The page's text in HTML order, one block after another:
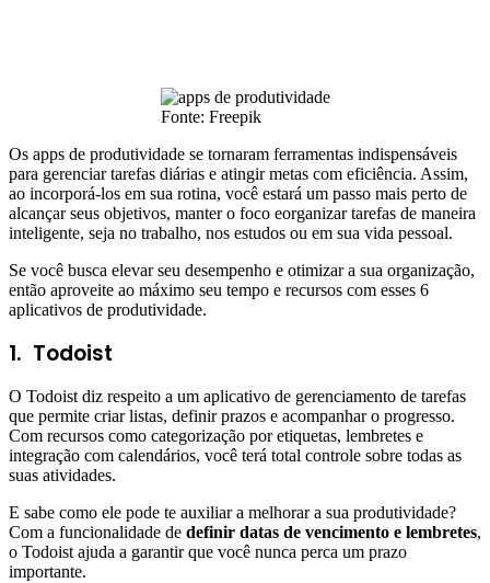
Fonte: Freepik
Os apps de produtividade se tornaram ferramentas indispensáveis
para gerenciar tarefas diárias e atingir metas com eficiência. Assim,
ao incorporá-los em sua rotina, você estará um passo mais perto de
alcançar seus objetivos, manter o foco eorganizar tarefas de maneira
inteligente, seja no trabalho, nos estudos ou em sua vida pessoal.
Se você busca elevar seu desempenho e otimizar a sua organização,
então aproveite ao máximo seu tempo e recursos com esses 6
aplicativos de produtividade.
1. Todoist
O Todoist diz respeito a um aplicativo de gerenciamento de tarefas
que permite criar listas, definir prazos e acompanhar o progresso.
Com recursos como categorização por etiquetas, lembretes e
integração com calendários, você terá total controle sobre todas as
suas atividades.
E sabe como ele pode te auxiliar a melhorar a sua produtividade?
Com a funcionalidade de definir datas de vencimento e lembretes,
o Todoist ajuda a garantir que você nunca perca um prazo
importante.